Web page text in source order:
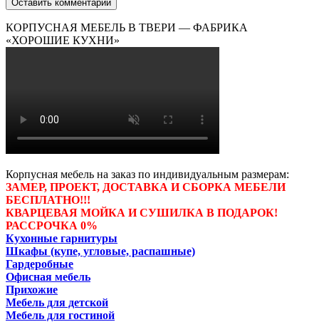
КОРПУСНАЯ МЕБЕЛЬ В ТВЕРИ — ФАБРИКА
«ХОРОШИЕ КУХНИ»
Корпусная мебель на заказ по индивидуальным размерам:
ЗАМЕР, ПРОЕКТ, ДОСТАВКА И СБОРКА МЕБЕЛИ
БЕСПЛАТНО!!!
КВАРЦЕВАЯ МОЙКА И СУШИЛКА В ПОДАРОК!
РАССРОЧКА 0%
Кухонные гарнитуры
Шкафы (купе, угловые, распашные)
Гардеробные
Офисная мебель
Прихожие
Мебель для детской
Мебель для гостиной